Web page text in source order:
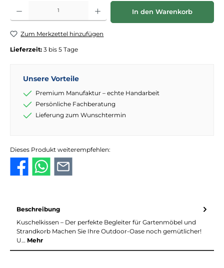
Produkt Anzahl: Gib den gewünschten Wert ein oder benutze die
In den Warenkorb
Zum Merkzettel hinzufügen
Lieferzeit: 3 bis 5 Tage
Unsere Vorteile
Premium Manufaktur – echte Handarbeit
Persönliche Fachberatung
Lieferung zum Wunschtermin
Dieses Produkt weiterempfehlen:
Beschreibung
Kuschelkissen – Der perfekte Begleiter für Gartenmöbel und
Strandkorb Machen Sie Ihre Outdoor-Oase noch gemütlicher!
U… Mehr